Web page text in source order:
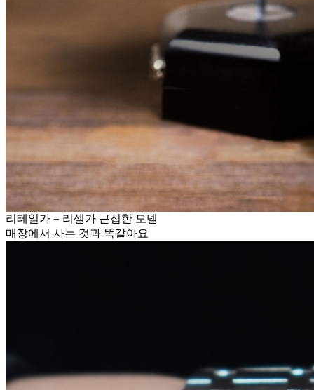
리테일가 = 리셀가 근접한 모델
매장에서 사는 것과 똑같아요